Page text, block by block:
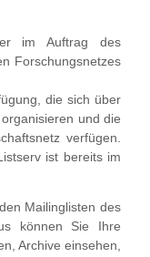
im Auftrag des
Forschungsnetzes
die sich über
und die
verfügen.
ist bereits im
Mailinglisten des
können Sie Ihre
Archive einsehen,